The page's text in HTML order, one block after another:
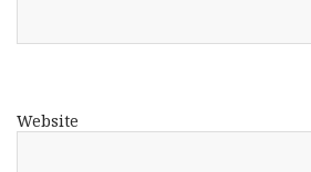
Website